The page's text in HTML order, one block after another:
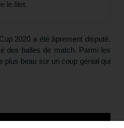
le filet.
2020 a été âprement disputé.
des balles de match. Parmi les
plus beau sur un coup génial qui